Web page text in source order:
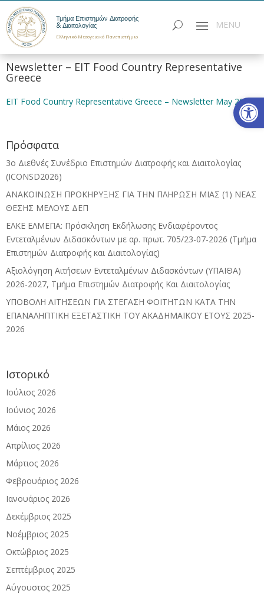
Τμήμα Επιστημών Διατροφής
& Διαιτολογίας
Ελληνικό Μεσογειακό Πανεπιστήμιο
Newsletter – EIT Food Country Representative
Greece
EIT Food Country Representative Greece – Newsletter May 2026
Πρόσφατα
3ο Διεθνές Συνέδριο Επιστημών Διατροφής και Διαιτολογίας
(ICONSD2026)
ΑΝΑΚΟΙΝΩΣΗ ΠΡΟΚΗΡΥΞΗΣ ΓΙΑ ΤΗΝ ΠΛΗΡΩΣΗ ΜΙΑΣ (1) ΝΕΑΣ
ΘΕΣΗΣ ΜΕΛΟΥΣ ΔΕΠ
ΕΛΚΕ ΕΛΜΕΠΑ: Πρόσκληση Εκδήλωσης Ενδιαφέροντος
Εντεταλμένων Διδασκόντων με αρ. πρωτ. 705/23-07-2026 (Τμήμα
Επιστημών Διατροφής και Διαιτολογίας)
Αξιολόγηση Αιτήσεων Εντεταλμένων Διδασκόντων (ΥΠΑΙΘΑ)
2026-2027, Τμήμα Επιστημών Διατροφής Και Διαιτολογίας
ΥΠΟΒΟΛΗ ΑΙΤΗΣΕΩΝ ΓΙΑ ΣΤΕΓΑΣΗ ΦΟΙΤΗΤΩΝ ΚΑΤΑ ΤΗΝ
ΕΠΑΝΑΛΗΠΤΙΚΗ ΕΞΕΤΑΣΤΙΚΗ ΤΟΥ ΑΚΑΔΗΜΑΪΚΟΥ ΕΤΟΥΣ 2025-
2026
Ιστορικό
Ιούλιος 2026
Ιούνιος 2026
Μάιος 2026
Απρίλιος 2026
Μάρτιος 2026
Φεβρουάριος 2026
Ιανουάριος 2026
Δεκέμβριος 2025
Νοέμβριος 2025
Οκτώβριος 2025
Σεπτέμβριος 2025
Αύγουστος 2025